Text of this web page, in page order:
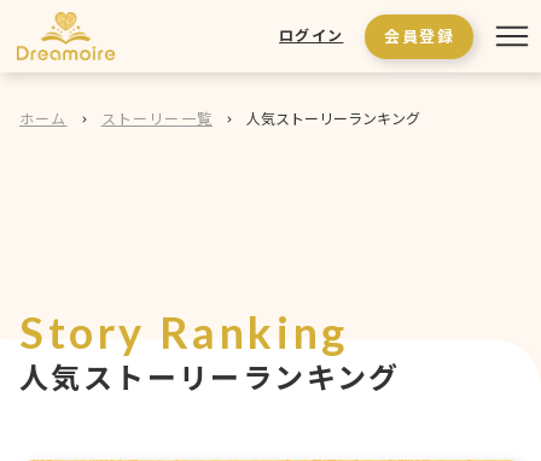
ログイン 会員登録
ホーム ストーリー一覧 人気ストーリーランキング
Story Ranking
人気ストーリーランキング